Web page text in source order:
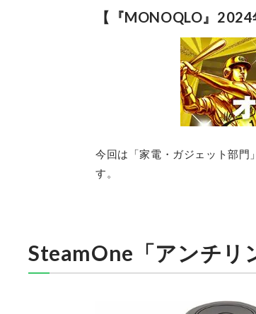
【『MONOQLO』
今回は「家電・ガジェット部門
す。
SteamOne「アンチリ